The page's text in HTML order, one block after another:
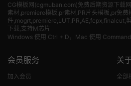
CG模板网(cgmuban.com)免费后期资源下载
素材 ,premiere模板,pr素材,PR片头模板,pr免费
件,mogrt,premiere,LUT,PR,AE,fcpx,finalcut,
下载,支持M芯片
Windows 使用 Ctrl + D，Mac 使用
会员服务
加入会员
关
全部